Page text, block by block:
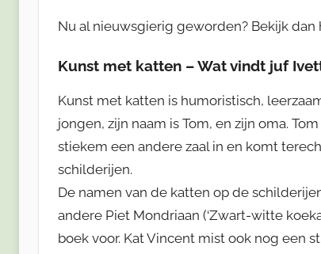
Nu al nieuwsgierig geworden? Bekijk dan
Kunst met katten – Wat vindt juf
Kunst met katten is humoristisch,
jongen, zijn naam is Tom, en zijn oma.
stiekem een andere zaal in en komt
schilderijen.
De namen van de katten op de
andere Piet Mondriaan (‘Zwart-witte
boek voor. Kat Vincent mist ook nog een